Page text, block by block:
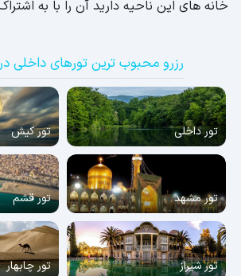
خانه های این ناحیه دارید آن را با به
رزرو محبوب ترین تورهای داخلی
تور داخلی تور کیش
تور مشهد تور قشم
تور شیراز تور چابهار